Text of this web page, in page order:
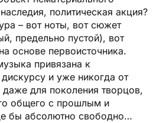
политическая акция?
– вот ноты, вот сюжет
предельно пустой), вот
основе первоисточника.
привязана к
и уже никогда от
даже для поколения творцов,
общего с прошлым и
бы абсолютно свободно…